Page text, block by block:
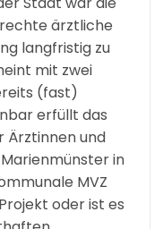
ärztliche
langfristig zu
mit zwei
(fast)
erfüllt das
Ärztinnen und
Marienmünster in
MVZ
oder ist es